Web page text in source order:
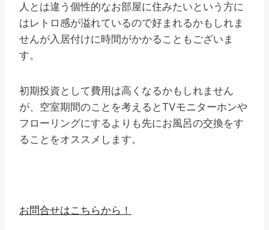
人とは違う個性的なお部屋に住みたいという方に
はレトロ感が溢れているので好まれるかもしれま
せんが入居付けに時間がかかることもございま
す。
初期投資として費用は高くなるかもしれません
が、空室期間のことを考えるとTVモニターホンや
フローリングにするよりも先にお風呂の交換をす
ることをオススメします。
お問合せはこちらから！